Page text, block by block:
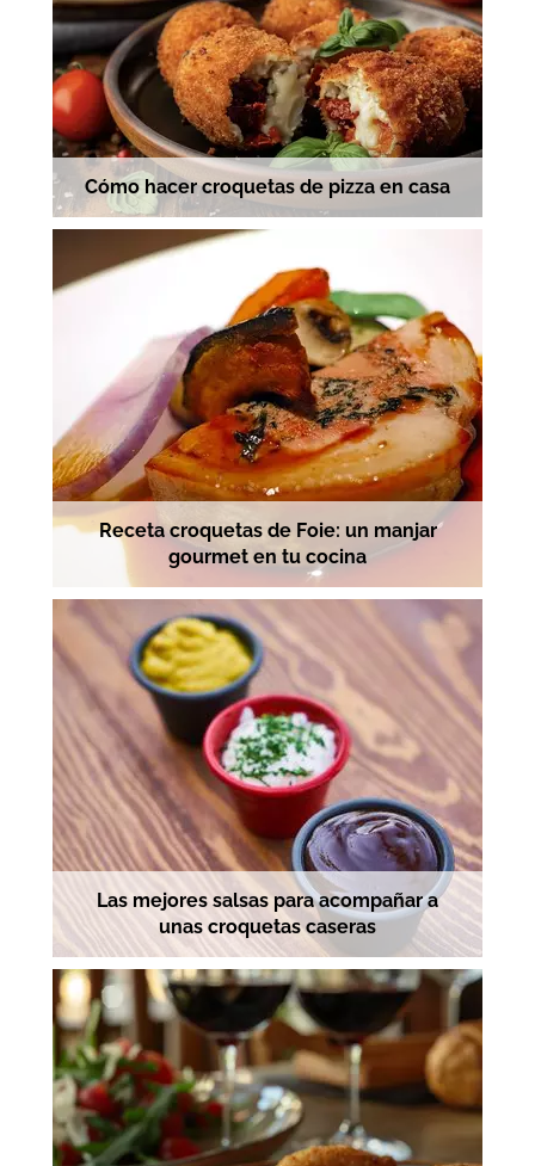
Cómo hacer croquetas de pizza en casa
Receta croquetas de Foie: un manjar
gourmet en tu cocina
Las mejores salsas para acompañar a
unas croquetas caseras